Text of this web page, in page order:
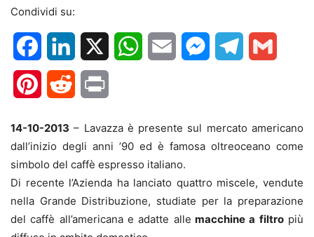
Condividi su:
FacebookLinkedIn WhatsApp
Email MessengerTelegram
PinterestReddit
14-10-2013 – Lavazza è presente sul mercato americano
dall’inizio degli anni ’90 ed è famosa oltreoceano come
simbolo del caffè espresso italiano.
Di recente l’Azienda ha lanciato quattro miscele, vendute
nella Grande Distribuzione, studiate per la preparazione
del caffè all’americana e adatte alle macchine a filtropiù